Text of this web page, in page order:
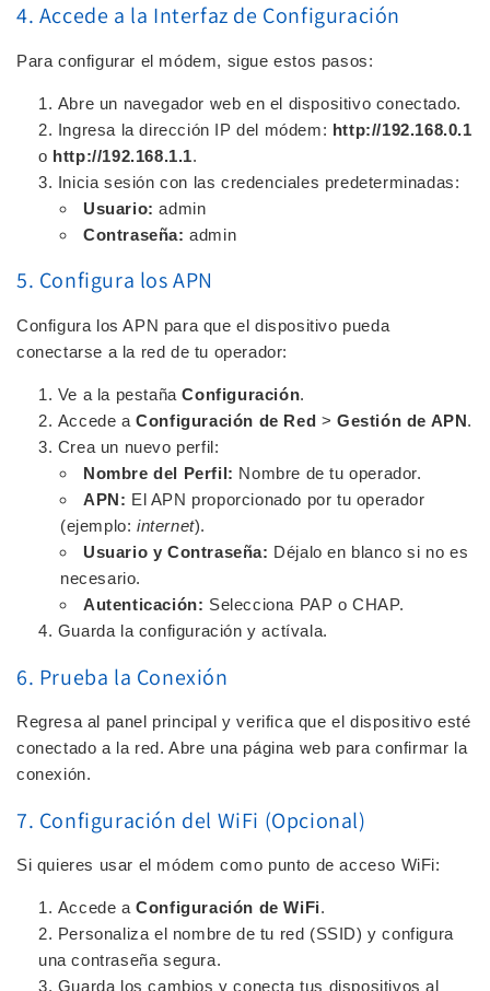
4. Accede a la Interfaz de Configuración
Para configurar el módem, sigue estos pasos:
Abre un navegador web en el dispositivo conectado.
Ingresa la dirección IP del módem: http://192.168.0.1
o http://192.168.1.1.
Inicia sesión con las credenciales predeterminadas:
Usuario: admin
Contraseña: admin
5. Configura los APN
Configura los APN para que el dispositivo pueda
conectarse a la red de tu operador:
Ve a la pestañaConfiguración.
Accede aConfiguración de Red >Gestión de APN.
Crea un nuevo perfil:
Nombre del Perfil: Nombre de tu operador.
APN: El APN proporcionado por tu operador
(ejemplo: internet).
Usuario y Contraseña: Déjalo en blanco si no es
necesario.
Autenticación: Selecciona PAP o CHAP.
Guarda la configuración y actívala.
6. Prueba la Conexión
Regresa al panel principal y verifica que el dispositivo esté
conectado a la red. Abre una página web para confirmar la
conexión.
7. Configuración del WiFi (Opcional)
Si quieres usar el módem como punto de acceso WiFi:
Accede aConfiguración de WiFi.
Personaliza el nombre de tu red (SSID) y configura
una contraseña segura.
Guarda los cambios y conecta tus dispositivos al